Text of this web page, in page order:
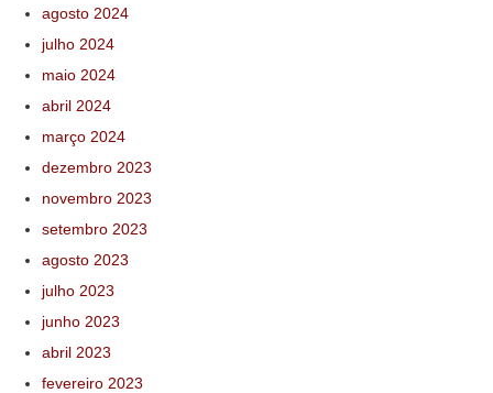
agosto 2024
julho 2024
maio 2024
abril 2024
março 2024
dezembro 2023
novembro 2023
setembro 2023
agosto 2023
julho 2023
junho 2023
abril 2023
fevereiro 2023